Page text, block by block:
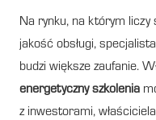
Na rynku, na którym
jakość obsługi,
budzi większe zaufanie.
energetyczny szkolenia
z inwestorami,